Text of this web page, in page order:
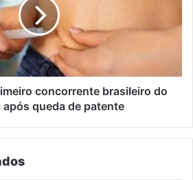
concorrente brasileiro do
após queda de patente